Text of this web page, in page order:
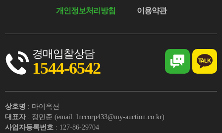
개인정보처리방침 이용약관
경매입찰상담
1544-6542
상호명 : 마이옥션
대표자 : 정민준 (email. lnccorp433@my-auction.co.kr)
사업자등록번호 : 127-86-29704